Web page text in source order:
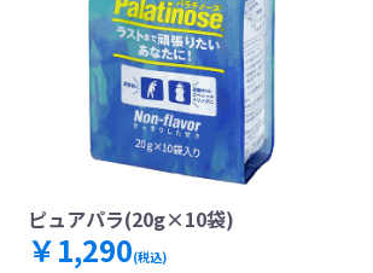
ピュアパラ(20g×10袋)
￥1,290(税込)